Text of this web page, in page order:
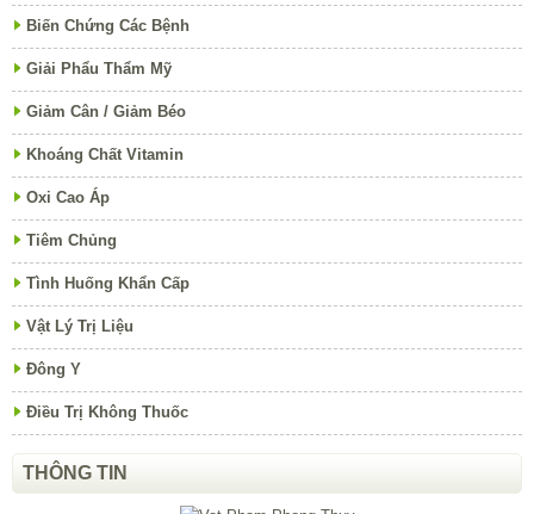
Biến Chứng Các Bệnh
Giải Phẩu Thẩm Mỹ
Giảm Cân / Giảm Béo
Khoáng Chất Vitamin
Oxi Cao Áp
Tiêm Chủng
Tình Huống Khẩn Cấp
Vật Lý Trị Liệu
Đông Y
Điều Trị Không Thuốc
THÔNG TIN